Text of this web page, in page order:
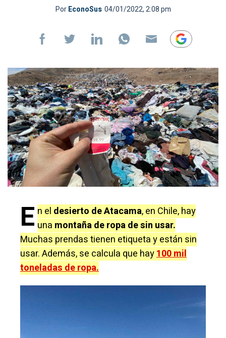
PorEconoSus 04/01/2022, 2:08 pm
E n el desierto de Atacama, en Chile, hay
una montaña de ropa de sin usar.
Muchas prendas tienen etiqueta y están sin
usar. Además, se calcula que hay100 mil
toneladas de ropa.